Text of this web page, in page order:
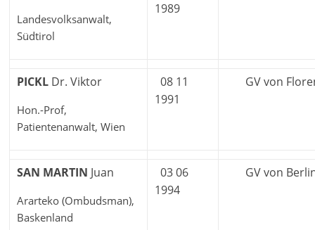
Landesvolksanwalt,
Südtirol
1989
PICKL Dr. Viktor
Hon.-Prof,
Patientenanwalt, Wien
08 11
1991
GV von
SAN MARTIN Juan
Ararteko (Ombudsman),
Baskenland
03 06
1994
GV von